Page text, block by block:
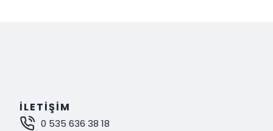
çıkarıyoruz.
bir deneyim sunuyoruz.
İLETIŞIM
0 535 636 38 18